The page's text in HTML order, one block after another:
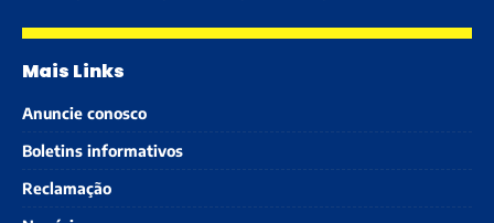
Mais Links
Anuncie conosco
Boletins informativos
Reclamação